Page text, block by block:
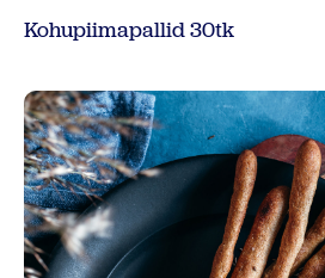
Kohupiimapallid 30tk